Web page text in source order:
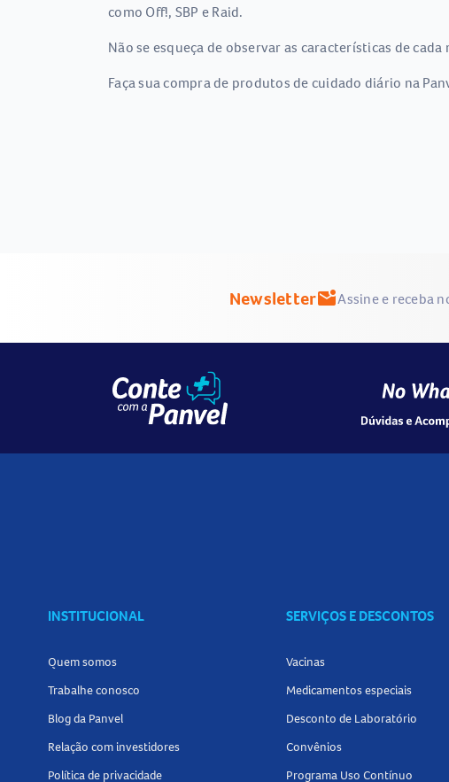
como Off!, SBP e Raid.
Não se esqueça de observar as características de
Faça sua compra de produtos de cuidado diário na
Newslettermark_email_unreadAssine e receba
INSTITUCIONAL
Quem somos
Trabalhe conosco
Blog da Panvel
Relação com investidores
Política de privacidade
SERVIÇOS E DESCONTOS
Vacinas
Medicamentos especiais
Desconto de Laboratório
Convênios
Programa Uso Contínuo